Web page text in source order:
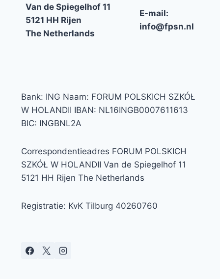
Van de Spiegelhof 11
5121 HH Rijen
The Netherlands
E-mail:
info@fpsn.nl
Bank: ING Naam: FORUM POLSKICH SZKÓŁ
W HOLANDII IBAN: NL16INGB0007611613
BIC: INGBNL2A
Correspondentieadres FORUM POLSKICH
SZKÓŁ W HOLANDII Van de Spiegelhof 11
5121 HH Rijen The Netherlands
Registratie: KvK Tilburg 40260760